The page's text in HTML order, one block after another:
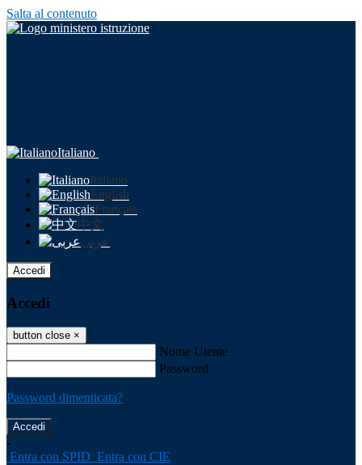
Salta al contenuto
Italiano
Italiano
English
Français
中文
عربى
Accedi
Accedi
button close ×
Nome Utente
Password
Password dimenticata?
-
Entra con SPID Entra con CIE